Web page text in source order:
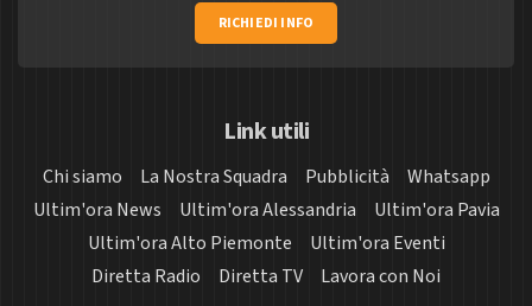
RICHIEDI INFO
Link utili
Chi siamo La Nostra Squadra Pubblicità
Whatsapp
Ultim'ora News
Ultim'ora Alessandria
Ultim'ora Pavia
Ultim'ora Alto Piemonte
Ultim'ora Eventi
Diretta Radio
Diretta TV Lavora con Noi